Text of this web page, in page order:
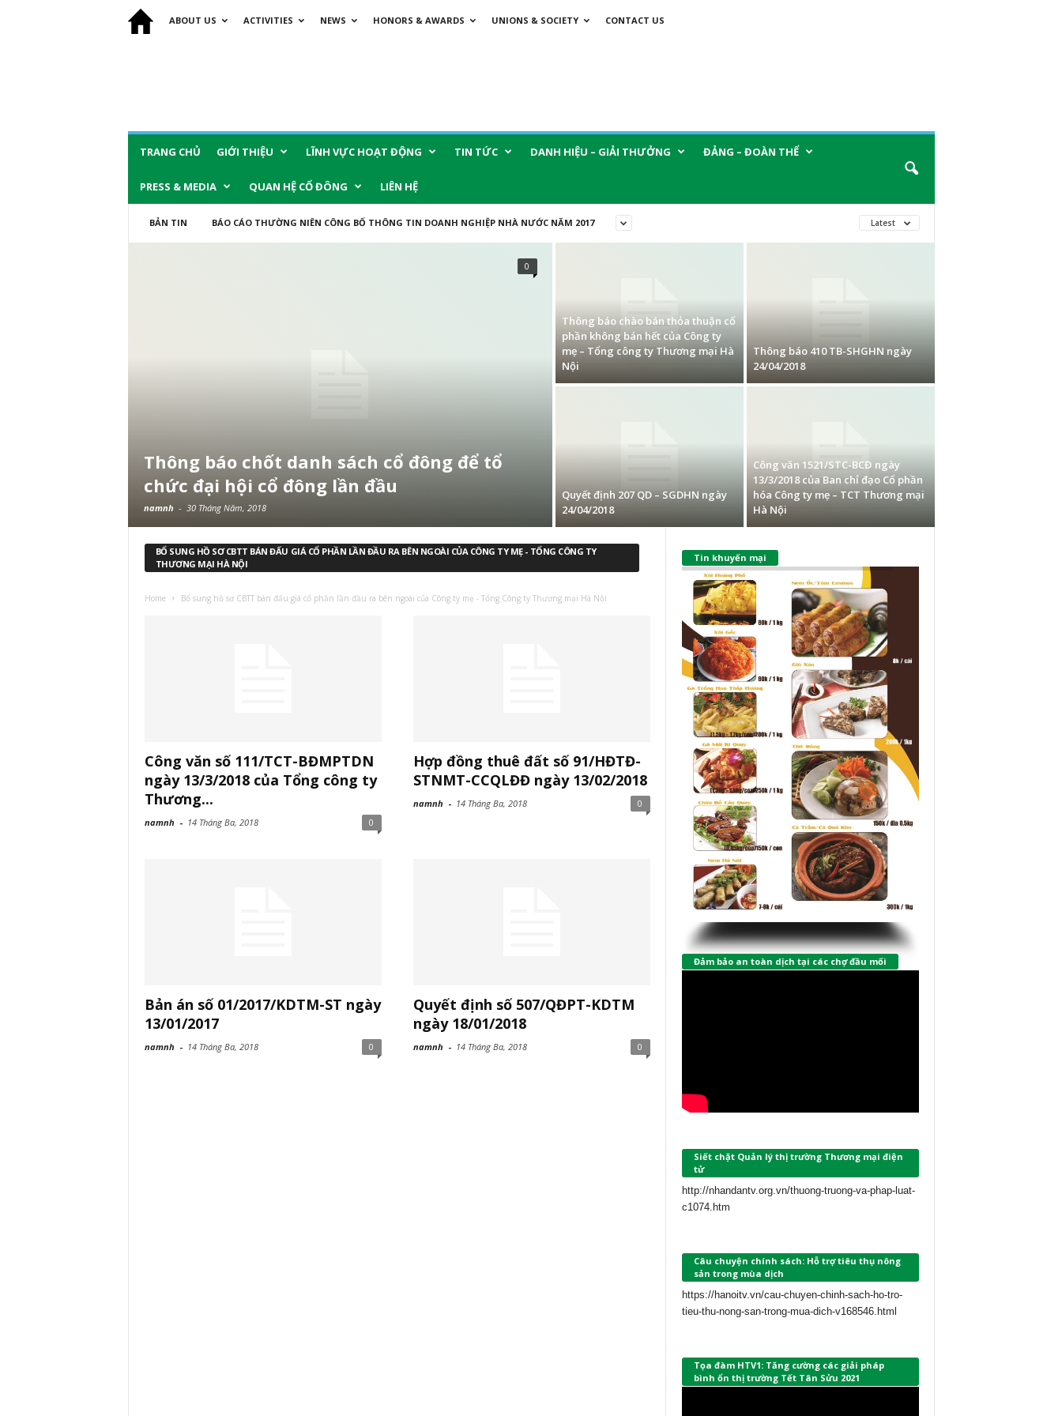
ABOUT US ACTIVITIES NEWS HONORS & AWARDS UNIONS & SOCIETY CONTACT US
TRANG CHỦ GIỚI THIỆU LĨNH VỰC HOẠT ĐỘNG TIN TỨC DANH HIỆU – GIẢI THƯỞNG ĐẢNG – ĐOÀN THỂ
PRESS & MEDIA QUAN HỆ CỔ ĐÔNG LIÊN HỆ
BẢN TIN BÁO CÁO THƯỜNG NIÊN CÔNG BỐ THÔNG TIN DOANH NGHIỆP NHÀ NƯỚC NĂM 2017 Latest
Thông báo chốt danh sách cổ đông để tổ
chức đại hội cổ đông lần đầu
namnh - 30 Tháng Năm, 2018
0
Thông báo chào bán thỏa thuận cổ
phần không bán hết của Công ty
mẹ – Tổng công ty Thương mại Hà
Nội
Thông báo 410 TB-SHGHN ngày
24/04/2018
Quyết định 207 QD – SGDHN ngày
24/04/2018
Công văn 1521/STC-BCĐ ngày
13/3/2018 của Ban chỉ đạo Cổ phần
hóa Công ty mẹ – TCT Thương mại
Hà Nội
BỔ SUNG HỒ SƠ CBTT BÁN ĐẤU GIÁ CỔ PHẦN LẦN ĐẦU RA BÊN NGOÀI CỦA CÔNG TY MẸ - TỔNG CÔNG TY
THƯƠNG MẠI HÀ NỘI
Home Bổ sung hồ sơ CBTT bán đấu giá cổ phần lần đầu ra bên ngoài của Công ty mẹ - Tổng Công ty Thương mại Hà Nội
Công văn số 111/TCT-BĐMPTDN
ngày 13/3/2018 của Tổng công ty
Thương...
namnh - 14 Tháng Ba, 2018 0
Hợp đồng thuê đất số 91/HĐTĐ-
STNMT-CCQLĐĐ ngày 13/02/2018
namnh - 14 Tháng Ba, 2018 0
Bản án số 01/2017/KDTM-ST ngày
13/01/2017
namnh - 14 Tháng Ba, 2018 0
Quyết định số 507/QĐPT-KDTM
ngày 18/01/2018
namnh - 14 Tháng Ba, 2018 0
Tin khuyến mại
Đảm bảo an toàn dịch tại các chợ đầu mối
Siết chặt Quản lý thị trường Thương mại điện
tử
http://nhandantv.org.vn/thuong-truong-va-phap-luat-
c1074.htm
Câu chuyện chính sách: Hỗ trợ tiêu thụ nông
sản trong mùa dịch
https://hanoitv.vn/cau-chuyen-chinh-sach-ho-tro-
tieu-thu-nong-san-trong-mua-dich-v168546.html
Tọa đàm HTV1: Tăng cường các giải pháp
bình ổn thị trường Tết Tân Sửu 2021